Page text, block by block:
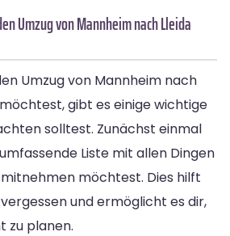
Umzug von Mannheim nach Lleida
Umzug von Mannheim nach
gibt es einige wichtige
solltest. Zunächst einmal
Liste mit allen Dingen
möchtest. Dies hilft
und ermöglicht es dir,
zu planen.